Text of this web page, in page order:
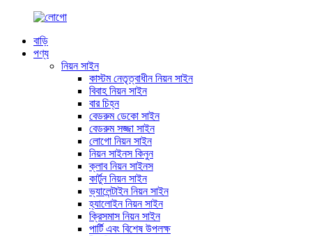
বাড়ি
পণ্য
নিয়ন সাইন
কাস্টম নেতৃত্বাধীন নিয়ন সাইন
বিবাহ নিয়ন সাইন
বার চিহ্ন
বেডরুম ডেকো সাইন
বেডরুম সজ্জা সাইন
লোগো নিয়ন সাইন
নিয়ন সাইনস কিনুন
ক্লাব নিয়ন সাইনস
কার্টুন নিয়ন সাইন
ভ্যালেন্টাইন নিয়ন সাইন
হ্যালোইন নিয়ন সাইন
ক্রিসমাস নিয়ন সাইন
পার্টি এবং বিশেষ উপলক্ষ